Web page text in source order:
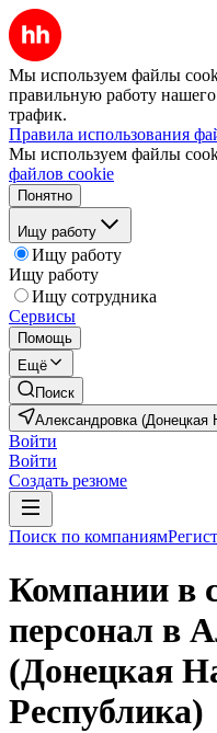
Мы используем файлы
правильную работу нашего
трафик.
Правила использования
Мы используем файлы
файлов cookie
Понятно
Ищу работу
Ищу работу
Ищу работу
Ищу сотрудника
Сервисы
Помощь
Ещё
Поиск
Александровка (Донецкая
Войти
Войти
Создать резюме
Поиск по компаниям
Компании в
персонал в
(Донецкая
Республика)